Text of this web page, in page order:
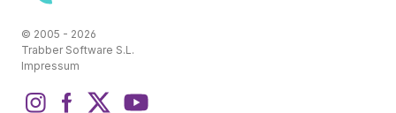
© 2005 - 2026
Trabber Software S.L.
Impressum